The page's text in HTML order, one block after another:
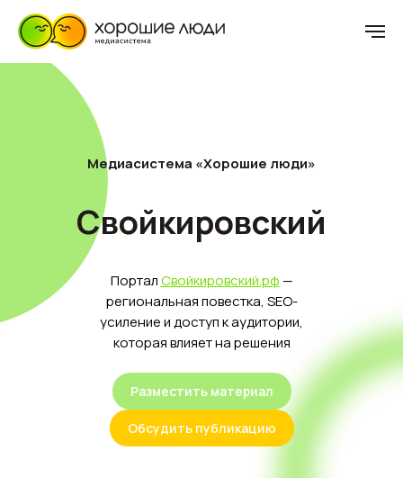
Медиасистема «Хорошие люди»
Свойкировский
ПорталСвойкировский.рф —
региональная повестка, SEO-
усиление и доступ к аудитории,
которая влияет на решения
Разместить материал
Обсудить публикацию